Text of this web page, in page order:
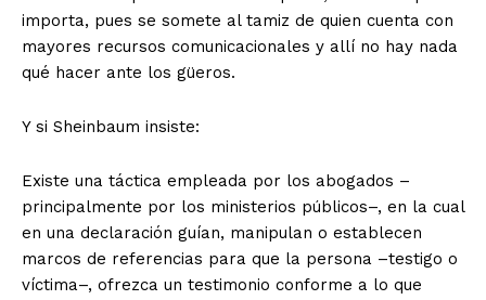
importa, pues se somete al tamiz de quien cuenta con
mayores recursos comunicacionales y allí no hay nada
qué hacer ante los güeros.
Y si Sheinbaum insiste:
Existe una táctica empleada por los abogados –
principalmente por los ministerios públicos–, en la cual
en una declaración guían, manipulan o establecen
marcos de referencias para que la persona –testigo o
víctima–, ofrezca un testimonio conforme a lo que